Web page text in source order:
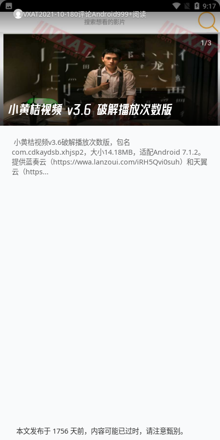
VXAT2021-10-180评论Android999+阅读
小黄桔视频 v3.6 破解播放次数版
小黄桔视频v3.6破解播放次数版，包名
com.cdkaydsb.xhjsp2，大小14.18MB，适配Android 7.1.2。
提供蓝奏云（https://wwa.lanzoui.com/iRH5Qvi0suh）和天翼
云（https...
本文发布于 1756 天前，内容可能已过时，请注意甄别。